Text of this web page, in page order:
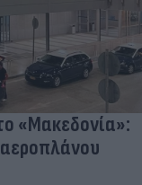
«Μακεδονία»: